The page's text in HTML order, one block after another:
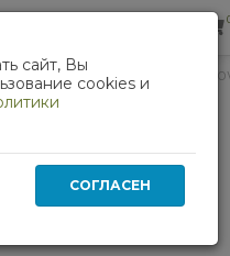
тренажер MERACH MR-
сайт, Вы
cookies и
СОГЛАСЕН